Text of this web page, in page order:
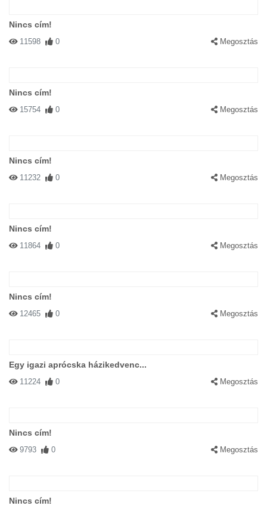
Nincs cím!
11598 0 Megosztás
Nincs cím!
15754 0 Megosztás
Nincs cím!
11232 0 Megosztás
Nincs cím!
11864 0 Megosztás
Nincs cím!
12465 0 Megosztás
Egy igazi aprócska házikedvenc...
11224 0 Megosztás
Nincs cím!
9793 0 Megosztás
Nincs cím!